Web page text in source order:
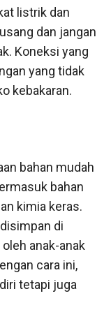
listrik dan
dan jangan
Koneksi yang
yang tidak
kebakaran.
bahan mudah
bahan
kimia keras.
di
anak-anak
cara ini,
tetapi juga